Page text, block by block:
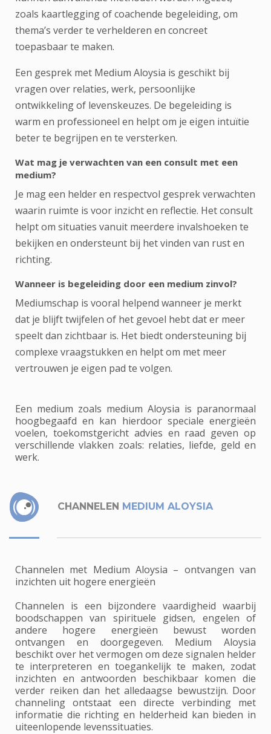
zoals kaartlegging of coachende begeleiding, om
thema’s verder te verhelderen en concreet
toepasbaar te maken.
Een gesprek met Medium Aloysia is geschikt bij
vragen over relaties, werk, persoonlijke
ontwikkeling of levenskeuzes. De begeleiding is
warm en professioneel en helpt om je eigen intuïtie
beter te begrijpen en te versterken.
Wat mag je verwachten van een consult met een
medium?
Je mag een helder en respectvol gesprek verwachten
waarin ruimte is voor inzicht en reflectie. Het consult
helpt om situaties vanuit meerdere invalshoeken te
bekijken en ondersteunt bij het vinden van rust en
richting.
Wanneer is begeleiding door een medium zinvol?
Mediumschap is vooral helpend wanneer je merkt
dat je blijft twijfelen of het gevoel hebt dat er meer
speelt dan zichtbaar is. Het biedt ondersteuning bij
complexe vraagstukken en helpt om met meer
vertrouwen je eigen pad te volgen.
Een medium zoals medium Aloysia is paranormaal
hoogbegaafd en kan hierdoor speciale energieën
voelen, toekomstgericht advies en raad geven op
verschillende vlakken zoals: relaties, liefde, geld en
werk.
CHANNELEN MEDIUM ALOYSIA
Channelen met Medium Aloysia – ontvangen van
inzichten uit hogere energieën
Channelen is een bijzondere vaardigheid waarbij
boodschappen van spirituele gidsen, engelen of
andere hogere energieën bewust worden
ontvangen en doorgegeven. Medium Aloysia
beschikt over het vermogen om deze signalen helder
te interpreteren en toegankelijk te maken, zodat
inzichten en antwoorden beschikbaar komen die
verder reiken dan het alledaagse bewustzijn. Door
channeling ontstaat een directe verbinding met
informatie die richting en helderheid kan bieden in
uiteenlopende levenssituaties.